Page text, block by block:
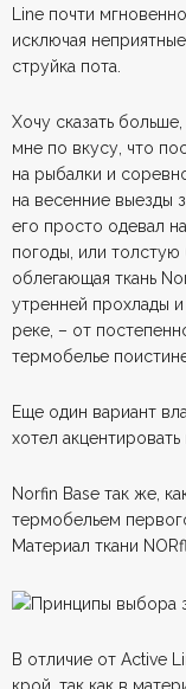
Line почти
исключая
струйка пота.
Хочу сказать
мне по вкусу, что
на рыбалки и
на весенние выезды
его просто одевал
погоды, или
облегающая ткань
утренней прохлады
реке, – от
термобелье
Еще один вариант
хотел
Norfin Base так же,
термобельем
Материал ткани
В отличие от Active
крой, так как в